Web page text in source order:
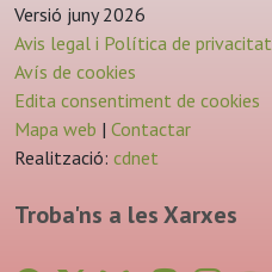
Versió juny 2026
Avis legal i Política de privacitat
Avís de cookies
Edita consentiment de cookies
Mapa web | Contactar
Realització: cdnet
Troba'ns a les Xarxes